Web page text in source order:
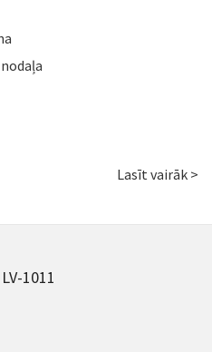
Lasīt vairāk >
1011